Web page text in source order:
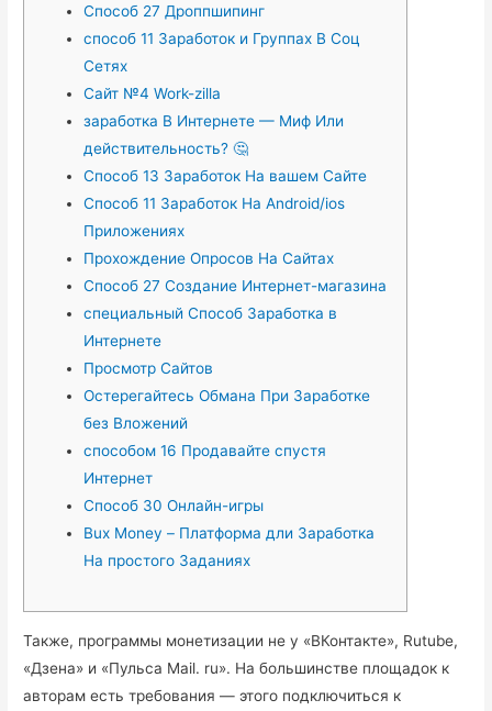
Способ 27 Дроппшипинг
способ 11 Заработок и Группах В Соц
Сетях
Сайт №4 Work-zilla
заработка В Интернете — Миф Или
действительность? 🤔
Способ 13 Заработок На вашем Сайте
Способ 11 Заработок На Android/ios
Приложениях
Прохождение Опросов На Сайтах
Способ 27 Создание Интернет-магазина
специальный Способ Заработка в
Интернете
Просмотр Сайтов
Остерегайтесь Обмана При Заработке
без Вложений
способом 16 Продавайте спустя
Интернет
Способ 30 Онлайн-игры
Bux Money – Платформа дли Заработка
На простого Заданиях
Также, программы монетизации не у «ВКонтакте», Rutube,
«Дзена» и «Пульса Mail. ru». На большинстве площадок к
авторам есть требования — этого подключиться к